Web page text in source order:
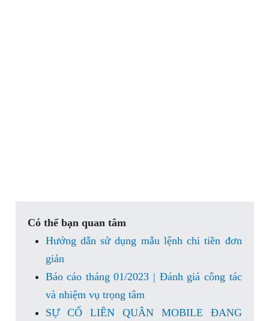
Có thể bạn quan tâm
Hướng dẫn sử dụng mẫu lệnh chi tiền đơn
giản
Báo cáo tháng 01/2023 | Đánh giá công tác
và nhiệm vụ trọng tâm
SỰ CỐ LIÊN QUÂN MOBILE ĐANG